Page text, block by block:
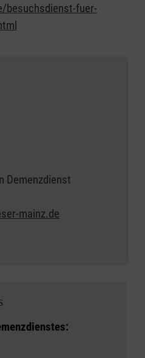
besuchsdienst-fuer-
Demenzdienst
mainz.de